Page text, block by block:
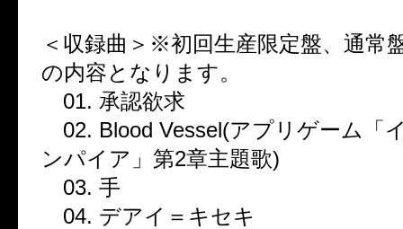
＜収録曲＞※初回生産限定盤、通常
の内容となります。
01. 承認欲求
02. Blood Vessel(アプリゲーム「
ンパイア」第2章主題歌)
03. 手
04. デアイ＝キセキ